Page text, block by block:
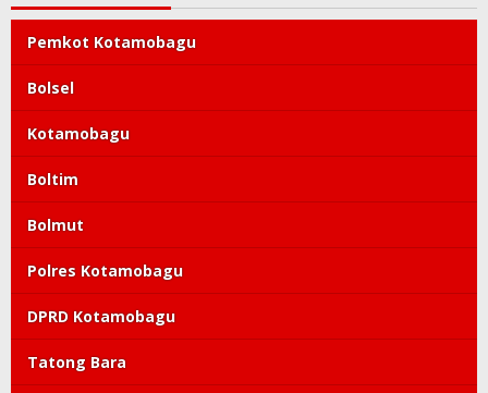
Pemkot Kotamobagu
Bolsel
Kotamobagu
Boltim
Bolmut
Polres Kotamobagu
DPRD Kotamobagu
Tatong Bara